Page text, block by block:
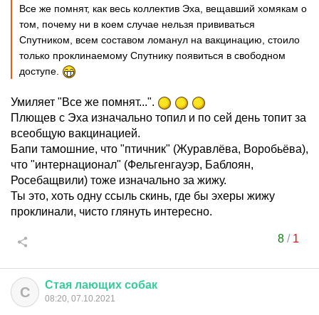
Все же помнят, как весь коллектив Эха, вещавший хомякам о
том, почему ни в коем случае нельзя прививаться
Спутником, всем составом ломанул на вакцинацию, стоило
только проклинаемому Спутнику появиться в свободном
доступе.
Умиляет "Все же помнят...".
Плющев с Эха изначально топил и по сей день топит за
всеобщую вакцинацией.
Бапи тамошние, что "птичник" (Журавлёва, Воробьёва),
что "интернационал" (Фельгенгауэр, Баблоян,
Росебащвили) тоже изначально за жижу.
Ты это, хоть одну ссыль скинь, где бы эхеры жижу
проклинали, чисто глянуть интересно.
8/ 1
С Стая лающих собак
08:20, 07.10.2021